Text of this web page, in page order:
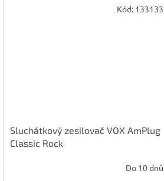
Sluchátkový zesilovač VOX AmPlug
Classic Rock
Do 10 dnů
Kód: 133133